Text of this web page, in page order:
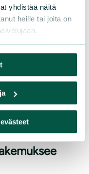
yhdistää näitä
heille tai joita on